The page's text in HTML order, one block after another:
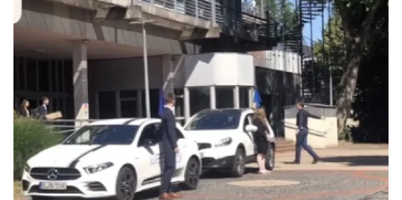
Anschauen....